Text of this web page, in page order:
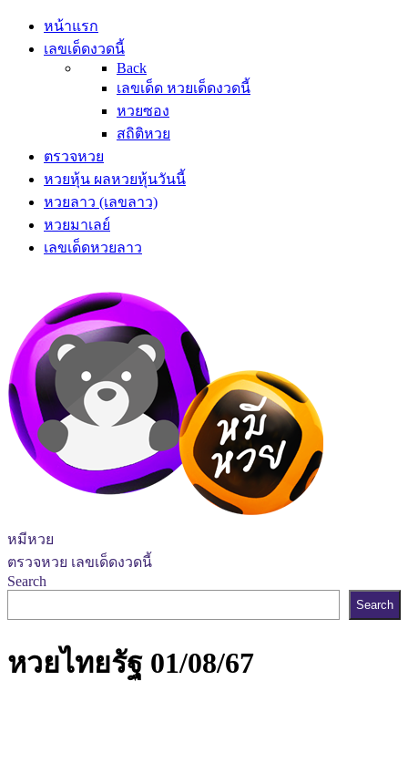
หน้าแรก
เลขเด็ดงวดนี้
Back
เลขเด็ด หวยเด็ดงวดนี้
หวยซอง
สถิติหวย
ตรวจหวย
หวยหุ้น ผลหวยหุ้นวันนี้
หวยลาว (เลขลาว)
หวยมาเลย์
เลขเด็ดหวยลาว
หมีหวย
ตรวจหวย เลขเด็ดงวดนี้
Search
Search
หวยไทยรัฐ 01/08/67